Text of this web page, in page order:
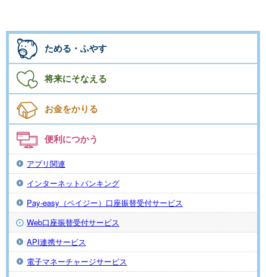
ためる・ふやす
将来にそなえる
お金をかりる
便利につかう
アプリ関連
インターネットバンキング
Pay-easy（ペイジー）口座振替受付サービス
Web口座振替受付サービス
API連携サービス
電子マネーチャージサービス